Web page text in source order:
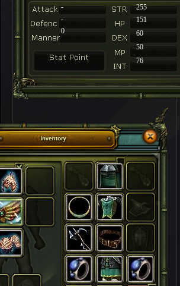
-
255
-
151
60
50
76
0